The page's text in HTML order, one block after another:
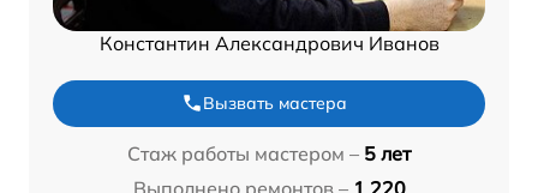
Константин Александрович Иванов
Вызвать мастера
Стаж работы мастером – 5 лет
Выполнено ремонтов – 1 220